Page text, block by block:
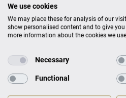
We use cookies
We may place these for analysis of our
show personalised content and to give
more information about the cookies we
Necessary
Functional